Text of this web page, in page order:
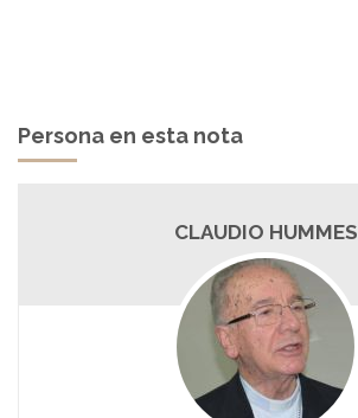
Persona en esta nota
CLAUDIO HUMMES